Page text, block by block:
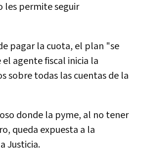
les permite seguir
pagar la cuota, el plan "se
agente fiscal inicia la
sobre todas las cuentas de la
donde la pyme, al no tener
queda expuesta a la
Justicia.